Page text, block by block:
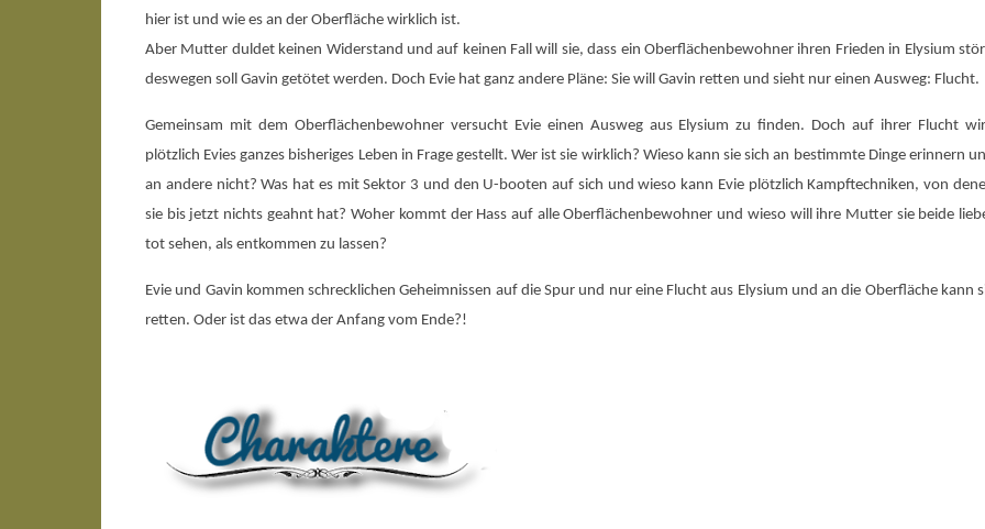
hier ist und wie es an der Oberfläche wirklich ist.
Aber Mutter duldet keinen Widerstand und auf keinen Fall will sie, dass ein Oberflächenbewohner ihren Frieden in Elysium
deswegen soll Gavin getötet werden. Doch Evie hat ganz andere Pläne: Sie will Gavin retten und sieht nur einen Ausweg: Flucht.
Gemeinsam mit dem Oberflächenbewohner versucht Evie einen Ausweg aus Elysium zu finden. Doch auf ihrer Flucht
plötzlich Evies ganzes bisheriges Leben in Frage gestellt. Wer ist sie wirklich? Wieso kann sie sich an bestimmte Dinge erinnern
an andere nicht? Was hat es mit Sektor 3 und den U-booten auf sich und wieso kann Evie plötzlich Kampftechniken, von
sie bis jetzt nichts geahnt hat? Woher kommt der Hass auf alle Oberflächenbewohner und wieso will ihre Mutter sie beide
tot sehen, als entkommen zu lassen?
Evie und Gavin kommen schrecklichen Geheimnissen auf die Spur und nur eine Flucht aus Elysium und an die Oberfläche kann
retten. Oder ist das etwa der Anfang vom Ende?!